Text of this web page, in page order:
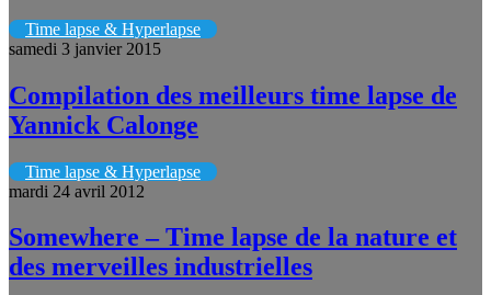
Time lapse & Hyperlapse
samedi 3 janvier 2015
Compilation des meilleurs time lapse de
Yannick Calonge
Time lapse & Hyperlapse
mardi 24 avril 2012
Somewhere – Time lapse de la nature et
des merveilles industrielles